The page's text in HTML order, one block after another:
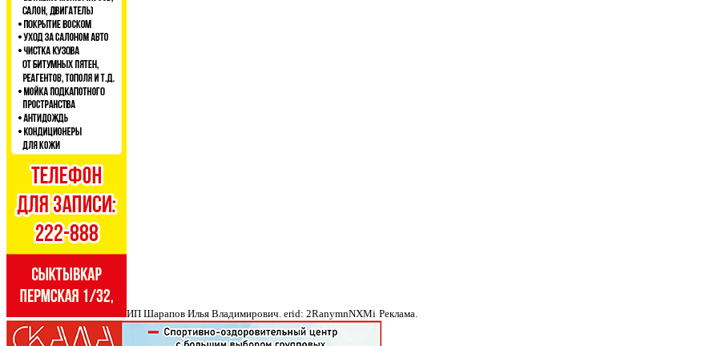
ИП Шарапов Илья Владимирович. erid: 2RanymnNXMi Реклама.